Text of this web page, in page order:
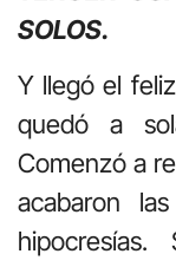
SOLOS.
Y llegó el
quedó a
Comenzó a
acabaron